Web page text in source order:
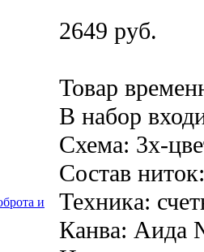
2649 руб.
Товар
В набор
Схема: 3х-
Состав ниток:
Техника:
Канва: Аида